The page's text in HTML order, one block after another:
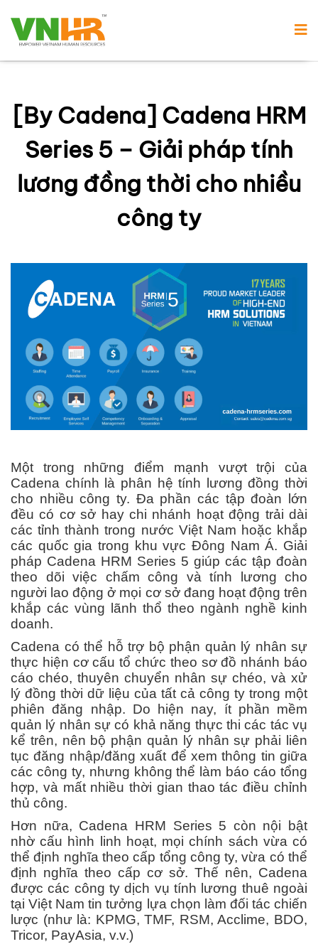
[By Cadena] Cadena HRM
Series 5 – Giải pháp tính
lương đồng thời cho nhiều
công ty
Một trong những điểm mạnh vượt trội của
Cadena chính là phân hệ tính lương đồng thời
cho nhiều công ty. Đa phần các tập đoàn lớn
đều có cơ sở hay chi nhánh hoạt động trải dài
các tỉnh thành trong nước Việt Nam hoặc khắp
các quốc gia trong khu vực Đông Nam Á. Giải
pháp Cadena HRM Series 5 giúp các tập đoàn
theo dõi việc chấm công và tính lương cho
người lao động ở mọi cơ sở đang hoạt động trên
khắp các vùng lãnh thổ theo ngành nghề kinh
doanh.
Cadena có thể hỗ trợ bộ phận quản lý nhân sự
thực hiện cơ cấu tổ chức theo sơ đồ nhánh báo
cáo chéo, thuyên chuyển nhân sự chéo, và xử
lý đồng thời dữ liệu của tất cả công ty trong một
phiên đăng nhập. Do hiện nay, ít phần mềm
quản lý nhân sự có khả năng thực thi các tác vụ
kể trên, nên bộ phận quản lý nhân sự phải liên
tục đăng nhập/đăng xuất để xem thông tin giữa
các công ty, nhưng không thể làm báo cáo tổng
hợp, và mất nhiều thời gian thao tác điều chỉnh
thủ công.
Hơn nữa, Cadena HRM Series 5 còn nội bật
nhờ cấu hình linh hoạt, mọi chính sách vừa có
thể định nghĩa theo cấp tổng công ty, vừa có thể
định nghĩa theo cấp cơ sở. Thế nên, Cadena
được các công ty dịch vụ tính lương thuê ngoài
tại Việt Nam tin tưởng lựa chọn làm đối tác chiến
lược (như là: KPMG, TMF, RSM, Acclime, BDO,
Tricor, PayAsia, v.v.)